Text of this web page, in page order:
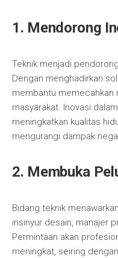
1. Mendorong
Teknik menjadi
Dengan menghadirkan
membantu memecahkan
masyarakat. Inovasi
meningkatkan kualitas
mengurangi dampak
2. Membuka
Bidang teknik
insinyur desain, manajer
Permintaan akan
meningkat, seiring